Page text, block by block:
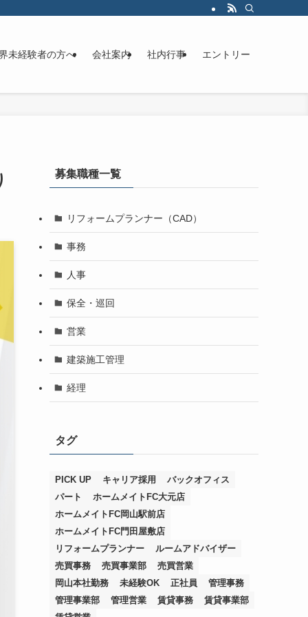
未経験者の方へ 会社案内 社内行事 エントリー
募集職種一覧
リフォームプランナー（CAD）
事務
人事
保全・巡回
営業
建築施工管理
経理
タグ
PICK UP キャリア採用
バックオフィス
パート
ホームメイトFC大元店
ホームメイトFC岡山駅前店
ホームメイトFC門田屋敷店
リフォームプランナー
ルームアドバイザー
売買事務
売買事業部
売買営業
岡山本社勤務
未経験OK 正社員
管理事務
管理事業部
管理営業 賃貸事務
賃貸事業部